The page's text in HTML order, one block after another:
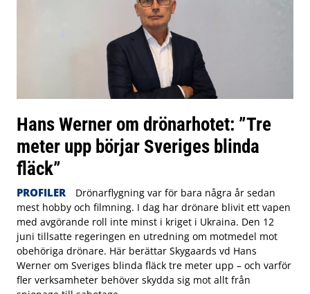
Hans Werner om drönarhotet: ”Tre
meter upp börjar Sveriges blinda
fläck”
PROFILER
Drönarflygning var för bara några år sedan
mest hobby och filmning. I dag har drönare blivit ett vapen
med avgörande roll inte minst i kriget i Ukraina. Den 12
juni tillsatte regeringen en utredning om motmedel mot
obehöriga drönare. Här berättar Skygaards vd Hans
Werner om Sveriges blinda fläck tre meter upp – och varför
fler verksamheter behöver skydda sig mot allt från